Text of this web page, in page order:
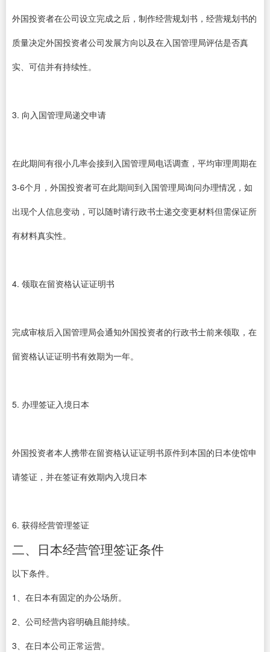
外国投资者在公司设立完成之后，制作经营规划书，经营规划书的
质量决定外国投资者公司发展方向以及在入国管理局评估是否真
实、可信并有持续性。
3. 向入国管理局递交申请
在此期间有很小几率会接到入国管理局电话调查，平均审理周期在
3-6个月，外国投资者可在此期间到入国管理局询问办理情况，如
出现个人信息变动，可以随时请行政书士递交变更材料但需保证所
有材料真实性。
4. 领取在留资格认证证明书
完成审核后入国管理局会通知外国投资者的行政书士前来领取，在
留资格认证证明书有效期为一年。
5. 办理签证入境日本
外国投资者本人携带在留资格认证证明书原件到本国的日本使馆申
请签证，并在签证有效期内入境日本
6. 获得经营管理签证
二、日本经营管理签证条件
以下条件。
1、在日本有固定的办公场所。
2、公司经营内容明确且能持续。
3、在日本公司正常运营。